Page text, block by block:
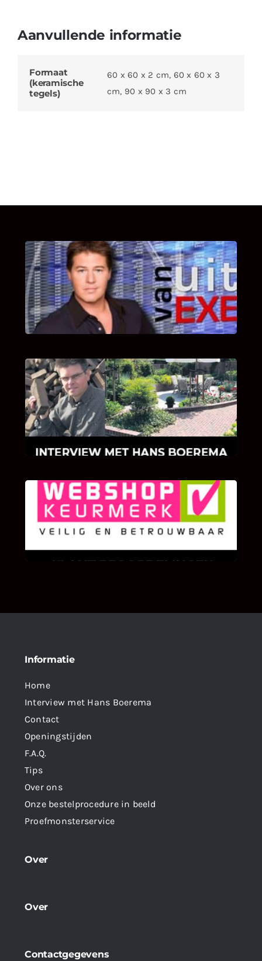
Aanvullende informatie
Formaat
(keramische
tegels)
60 x 60 x 2 cm, 60 x 60 x 3
cm, 90 x 90 x 3 cm
UITSTEL VAN EXECUTIE
Bekijk hier de fragmenten van de deelname
van Bricks and Stones aan dit programma.
INTERVIEW MET HANS BOEREMA
Hoe Bricks and Stones ontstaan is en wat
Hans Boerema motiveert in de wereld van
klinkers en tegels!
KLANT BEOORDELINGEN
We zijn er zeer op gesteld om te weten wat u
als klant van ons en onze diensten vindt.
Informatie
Home
Interview met Hans Boerema
Contact
Openingstijden
F.A.Q.
Tips
Over ons
Onze bestelprocedure in beeld
Proefmonsterservice
Over
Over
Contactgegevens